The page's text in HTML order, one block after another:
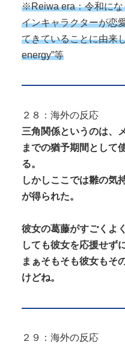
※Reiwa era：令和にな
インキャラクターが恋
てきていることに由来
energy”等
２８：海外の反応
三角関係というのは、
までの猶予期間として
る。
しかしここでは雛の気
が得られた。
彼女の葛藤がすごくよ
しても彼女を応援せず
まぁそもそも彼女もそ
けどね。
２９：海外の反応